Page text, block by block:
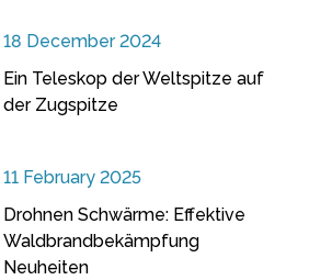
18 December 2024
Ein Teleskop der Weltspitze auf
der Zugspitze
11 February 2025
Drohnen Schwärme: Effektive
Waldbrandbekämpfung
Neuheiten